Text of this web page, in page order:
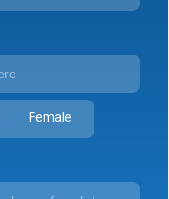
Female